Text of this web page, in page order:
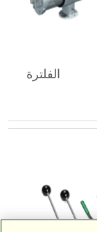
الفلترة